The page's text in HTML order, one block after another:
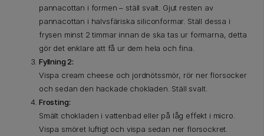
pannacottan i formen – ställ svalt. Gjut resten av
pannacottan i halvsfäriska siliconformar. Ställ dessa i
frysen minst 2 timmar innan de ska tas ur formarna, detta
gör det enklare att få ur dem hela och fina.
Fyllning 2:
Vispa cream cheese och jordnötssmör, rör ner florsocker
och sedan den hackade chokladen. Ställ svalt.
Frosting:
Smält chokladen i vattenbad eller på låg effekt i micro.
Vispa smöret luftigt och vispa sedan ner florsockret.